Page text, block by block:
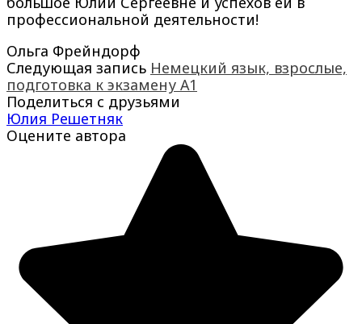
профессиональной деятельности!
Ольга Фрейндорф
Следующая запись Немецкий язык, взрослые,
подготовка к экзамену А1
Поделиться с друзьями
Юлия Решетняк
Оцените автора